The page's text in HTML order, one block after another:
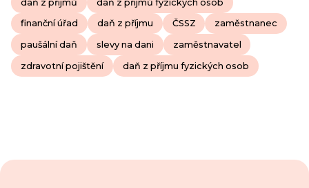
daň z příjmů daň z příjmů fyzických osob
finanční úřad daň z příjmu ČSSZ zaměstnanec
paušální daň slevy na dani zaměstnavatel
zdravotní pojištění daň z příjmu fyzických osob